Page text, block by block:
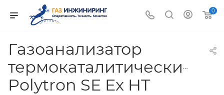
0
Газоанализатор
термокаталитический
Polytron SE Ex HT